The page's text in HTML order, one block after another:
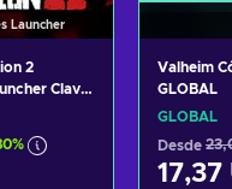
Launcher
2
Clave
Valheim
GLOBAL
GLOBAL
Desde
17,37